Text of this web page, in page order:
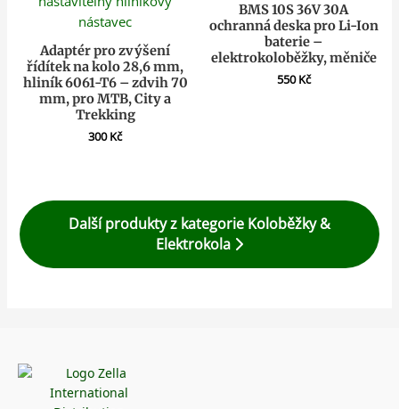
Adaptér pro zvýšení
řídítek na kolo 28,6 mm,
hliník 6061-T6 – zdvih 70
mm, pro MTB, City a
Trekking
300Kč
BMS 10S 36V 30A
ochranná deska pro Li-Ion
baterie –
elektrokoloběžky, měniče
550Kč
Další produkty z kategorie Koloběžky &
Elektrokola